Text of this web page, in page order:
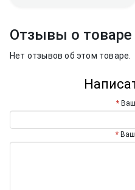
Отзывы о товаре
Нет отзывов об этом товаре.
Ваш